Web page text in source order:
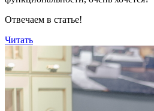
Отвечаем в статье!
Читать